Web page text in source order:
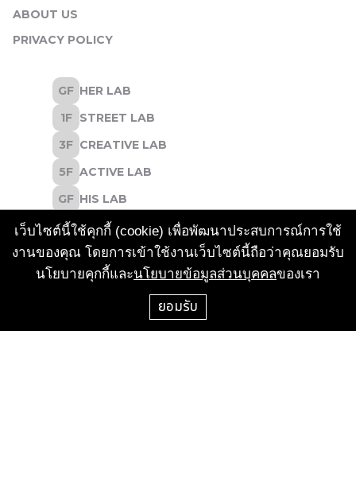
เว็บไซต์นี้ใช้คุกกี้ (cookie) เพื่อพัฒนาประสบการณ์การใช้
งานของคุณ โดยการเข้าใช้งานเว็บไซต์นี้ถือว่าคุณยอมรับ
นโยบายคุกกี้และนโยบายข้อมูลส่วนบุคคลของเรา
ยอมรับ
ABOUT US
PRIVACY POLICY